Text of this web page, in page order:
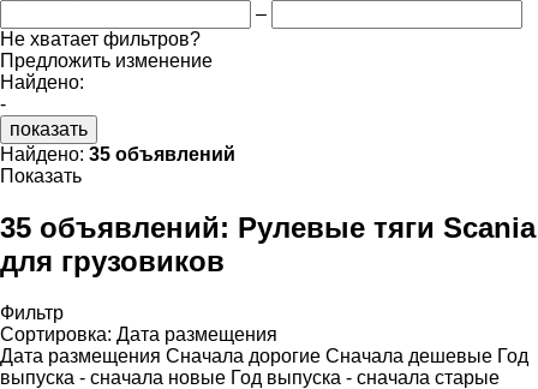
–
Не хватает фильтров?
Предложить изменение
Найдено:
-
показать
Найдено: 35 объявлений
Показать
35 объявлений: Рулевые тяги Scania
для грузовиков
Фильтр
Сортировка: Дата размещения
Дата размещения Сначала дорогие Сначала дешевые Год
выпуска - сначала новые Год выпуска - сначала старые